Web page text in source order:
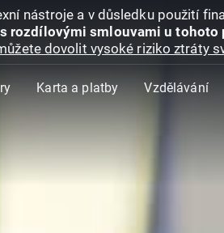
nástroje a v důsledku použití
rozdílovými smlouvami u
dovolit vysoké riziko ztráty
Karta a platby Vzdělávání